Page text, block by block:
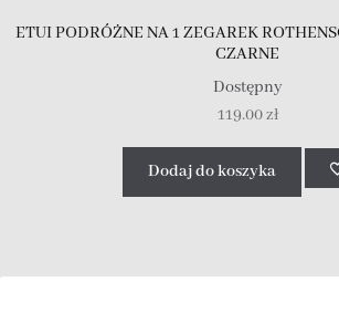
ETUI PODRÓŻNE NA 1 ZEGAREK
CZARNE
Dostępny
119.00zł
Dodaj do koszyka